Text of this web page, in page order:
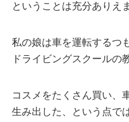
ということは充分ありえ
私の娘は車を運転するつ
ドライビングスクールの
コスメをたくさん買い、
生み出した、という点で